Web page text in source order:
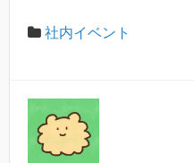
社内イベント